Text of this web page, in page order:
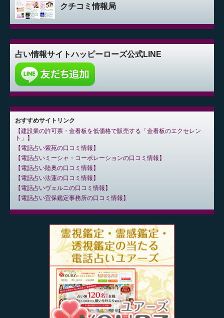
クチコミ情報局
占い情報サイトハッピーローズ公式LINE
おすすめサイトリンク
建設業の許可票・金看板を低価格で販売する「金看板のエクセレン
ト」
電話占い紫苑の口コミ情報
電話占いミーシャ・コーポレーションの口コミ情報
電話占い陸奥の口コミ情報
電話占い法蓮の口コミ情報
電話占いヴェルニの口コミ情報
電話占い宜保鑑定事務所の口コミ情報